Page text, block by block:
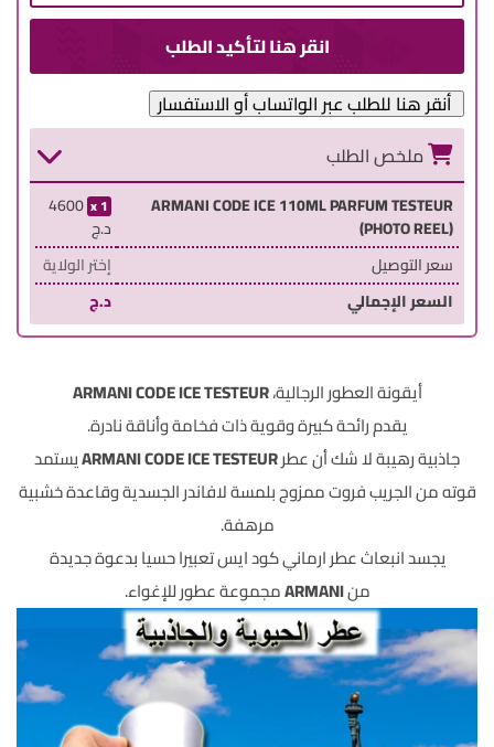
أنقر هنا للطلب عبر الواتساب أو الاستفسار
ملخص الطلب
ARMANI CODE ICE 110ML PARFUM TESTEUR
(PHOTO REEL)
1
4600
د.ج
سعر التوصيل
إختر الولاية
السعر الإجمالي
د.ج
أيقونة العطور الرجالية،ARMANI CODE ICE TESTEUR
يقدم رائحة كبيرة وقوية ذات فخامة وأناقة نادرة.
جاذبية رهيبة لا شك أن عطرARMANI CODE ICE TESTEUR
يستمد
قوته من الجريب فروت ممزوج بلمسة لافاندر الجسدية وقاعدة خشبية
مرهفة.
يجسد انبعاث عطر ارماني كود ايس تعبيرا حسيا بدعوة جديدة
منARMANIمجموعة عطور للإغواء.